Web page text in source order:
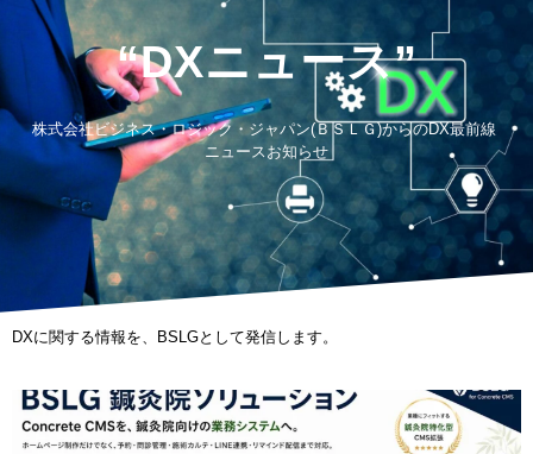
“DXニュース”
株式会社ビジネス・ロジック・ジャパン(ＢＳＬＧ)からのDX最前線
ニュースお知らせ
DXに関する情報を、BSLGとして発信します。